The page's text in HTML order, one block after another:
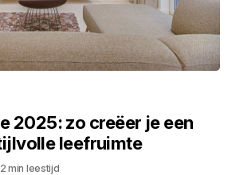
2025: zo creëer je een
leefruimte
2 min leestijd